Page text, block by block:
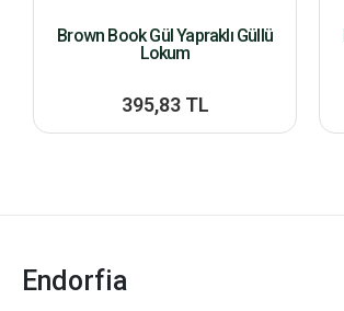
Brown Book Gül Yapraklı Güllü
Lokum
395,83 TL
Endorfia